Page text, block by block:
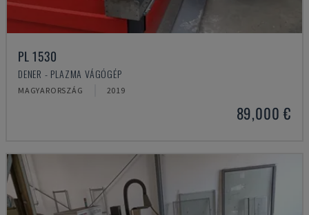
PL 1530
DENER - PLAZMA VÁGÓGÉP
MAGYARORSZÁG 2019
89,000 €